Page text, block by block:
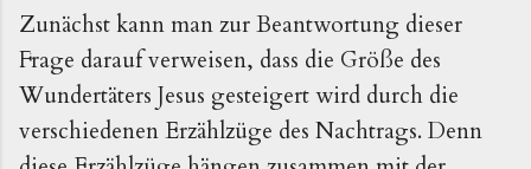
Zunächst kann man zur Beantwortung dieser
Frage darauf verweisen, dass die Größe des
Wundertäters Jesus gesteigert wird durch die
verschiedenen Erzählzüge des Nachtrags. Denn